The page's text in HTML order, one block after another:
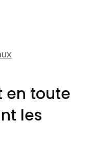
en toute
les